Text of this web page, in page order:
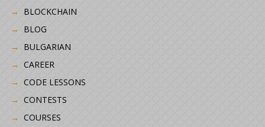
BLOCKCHAIN
BLOG
BULGARIAN
CAREER
CODE LESSONS
CONTESTS
COURSES